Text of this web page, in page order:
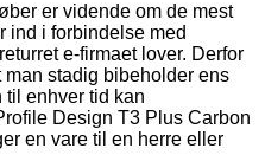
er vidende om de mest
ind i forbindelse med
e-firmaet lover. Derfor
stadig bibeholder ens
enhver tid kan
Design T3 Plus Carbon
en vare til en herre eller